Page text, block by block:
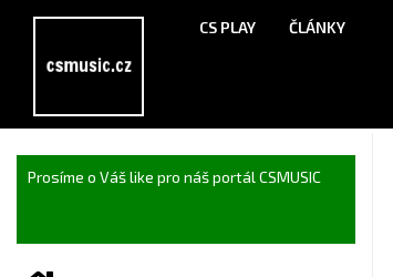
CS PLAY ČLÁNKY
Prosíme o Váš like pro náš portál CSMUSIC